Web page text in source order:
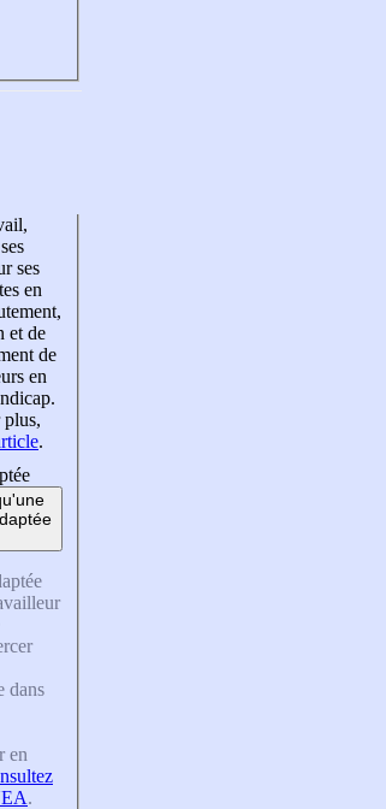
ses
en
et de
de
en
plus,
.
dans
en
.